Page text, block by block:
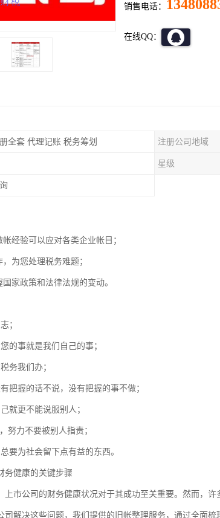
销售电话：
在线QQ：
全套 代理记账 税务筹划 注册公司地域
星级
经验可以应对各类企业帐目；
为您处理税务难题；
家政策和法律法规的变动。
；
的事就是我们自己的事；
务我们办；
把握的话不说，没有把握的事不做；
就更不能说服别人；
努力不要被别人指责；
要为社会留下点有益的东西。
务健康的关键步骤
上市公司的财务健康状况对于其成功至关重要。然而，
司解决这些问题，我们提供的旧帐整理服务，通过全面